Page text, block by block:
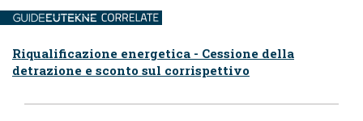
Riqualificazione energetica - Cessione della
detrazione e sconto sul corrispettivo